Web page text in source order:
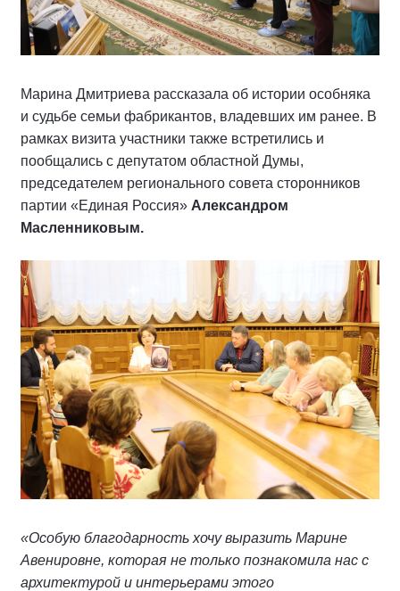
Марина Дмитриева рассказала об истории особняка
и судьбе семьи фабрикантов, владевших им ранее. В
рамках визита участники также встретились и
пообщались с депутатом областной Думы,
председателем регионального совета сторонников
партии «Единая Россия» Александром
Масленниковым.
«Особую благодарность хочу выразить Марине
Авенировне, которая не только познакомила нас с
архитектурой и интерьерами этого